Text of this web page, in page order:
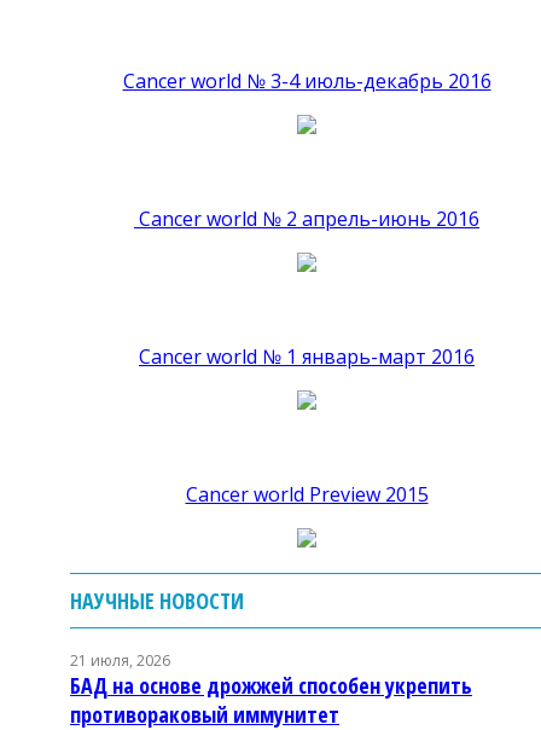
Cancer world № 3-4 июль-декабрь 2016
Cancer world № 2 апрель-июнь 2016
Cancer world № 1 январь-март 2016
Cancer world Preview 2015
НАУЧНЫЕ НОВОСТИ
21 июля, 2026
БАД на основе дрожжей способен укрепить
противораковый иммунитет